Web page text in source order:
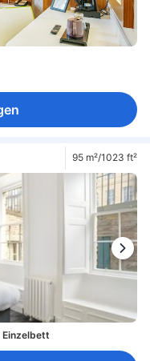
95 m²/1023 ft²
Einzelbett